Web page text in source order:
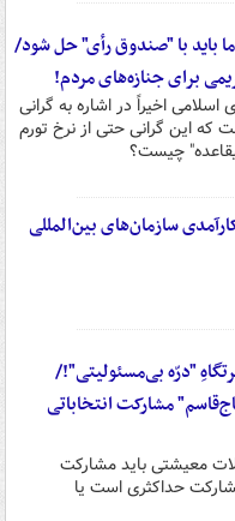
باید با "صندوق رأی" حل شود/
برای جنازه‌های مردم!
اخیراً در اشاره به گرانی
که این گرانی حتی از نرخ تورم
چیست؟
سازمان‌های بین‌المللی
"درّه‌ بی‌مسئولیتی"!/
مشارکت انتخاباتی
معیشتی باید مشارکت
حداکثری است یا